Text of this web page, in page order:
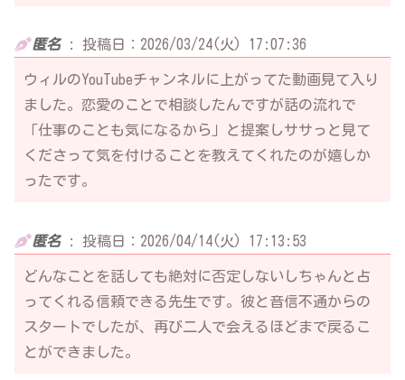
匿名: 投稿日：2026/03/24(火) 17:07:36
ウィルのYouTubeチャンネルに上がってた動画見て入り
ました。恋愛のことで相談したんですが話の流れで
「仕事のことも気になるから」と提案しササっと見て
くださって気を付けることを教えてくれたのが嬉しか
ったです。
匿名: 投稿日：2026/04/14(火) 17:13:53
どんなことを話しても絶対に否定しないしちゃんと占
ってくれる信頼できる先生です。彼と音信不通からの
スタートでしたが、再び二人で会えるほどまで戻るこ
とができました。